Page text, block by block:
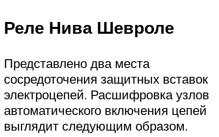
Реле Нива Шевроле
Представлено два места
сосредоточения защитных вставок
электроцепей. Расшифровка узлов
автоматического включения цепей
выглядит следующим образом.